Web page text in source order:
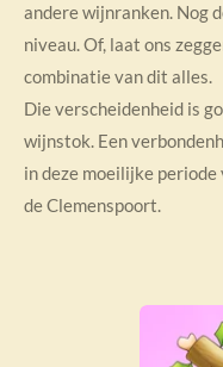
andere wijnranken. Nog
niveau. Of, laat ons
combinatie van dit alles.
Die verscheidenheid is
wijnstok. Een
in deze moeilijke
de Clemenspoort.